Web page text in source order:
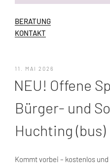
BERATUNG
KONTAKT
VERÖFFENTLICHT
11. MAI 2026
NEU! Offene
Bürger- und
Huchting (bus)
Kommt vorbei – kostenlos